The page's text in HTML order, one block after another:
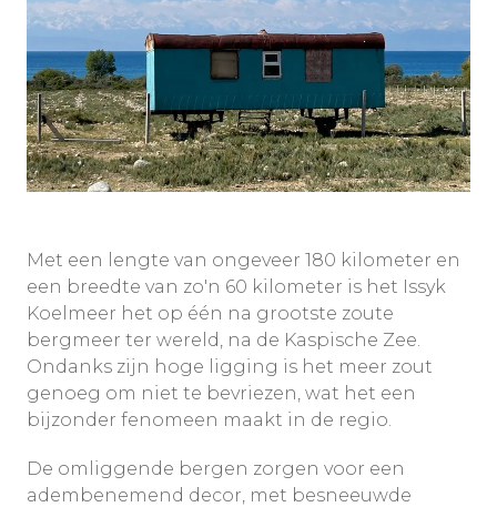
Met een lengte van ongeveer 180 kilometer en
een breedte van zo'n 60 kilometer is het Issyk
Koelmeer het op één na grootste zoute
bergmeer ter wereld, na de Kaspische Zee.
Ondanks zijn hoge ligging is het meer zout
genoeg om niet te bevriezen, wat het een
bijzonder fenomeen maakt in de regio.
De omliggende bergen zorgen voor een
adembenemend decor, met besneeuwde